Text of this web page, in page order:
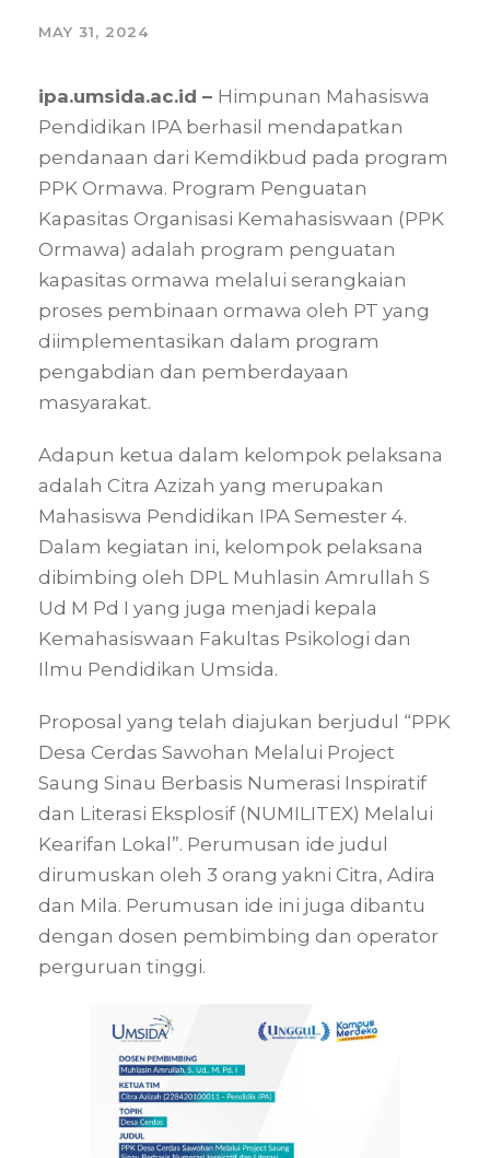
MAY 31, 2024
ipa.umsida.ac.id – Himpunan Mahasiswa
Pendidikan IPA berhasil mendapatkan
pendanaan dari Kemdikbud pada program
PPK Ormawa. Program Penguatan
Kapasitas Organisasi Kemahasiswaan (PPK
Ormawa) adalah program penguatan
kapasitas ormawa melalui serangkaian
proses pembinaan ormawa oleh PT yang
diimplementasikan dalam program
pengabdian dan pemberdayaan
masyarakat.
Adapun ketua dalam kelompok pelaksana
adalah Citra Azizah yang merupakan
Mahasiswa Pendidikan IPA Semester 4.
Dalam kegiatan ini, kelompok pelaksana
dibimbing oleh DPL Muhlasin Amrullah S
Ud M Pd I yang juga menjadi kepala
Kemahasiswaan Fakultas Psikologi dan
Ilmu Pendidikan Umsida.
Proposal yang telah diajukan berjudul “PPK
Desa Cerdas Sawohan Melalui Project
Saung Sinau Berbasis Numerasi Inspiratif
dan Literasi Eksplosif (NUMILITEX) Melalui
Kearifan Lokal”. Perumusan ide judul
dirumuskan oleh 3 orang yakni Citra, Adira
dan Mila. Perumusan ide ini juga dibantu
dengan dosen pembimbing dan operator
perguruan tinggi.